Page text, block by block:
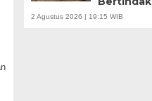
2 Agustus 2026 | 19:15 WIB